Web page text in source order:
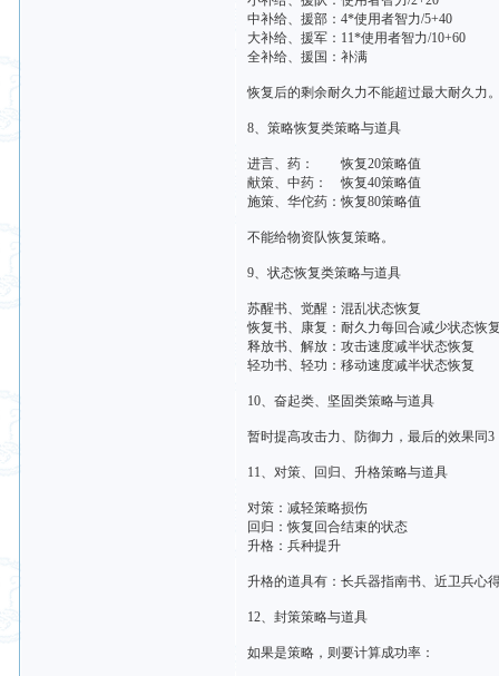
中补给、援部：4*使用者智力/5+40
大补给、援军：11*使用者智力/10+60
全补给、援国：补满
恢复后的剩余耐久力不能超过最大耐久力
8、策略恢复类策略与道具
进言、药： 恢复20策略值
献策、中药： 恢复40策略值
施策、华佗药：恢复80策略值
不能给物资队恢复策略。
9、状态恢复类策略与道具
苏醒书、觉醒：混乱状态恢复
恢复书、康复：耐久力每回合减少状态恢
释放书、解放：攻击速度减半状态恢复
轻功书、轻功：移动速度减半状态恢复
10、奋起类、坚固类策略与道具
暂时提高攻击力、防御力，最后的效果同3
11、对策、回归、升格策略与道具
对策：减轻策略损伤
回归：恢复回合结束的状态
升格：兵种提升
升格的道具有：长兵器指南书、近卫兵心
12、封策策略与道具
如果是策略，则要计算成功率：